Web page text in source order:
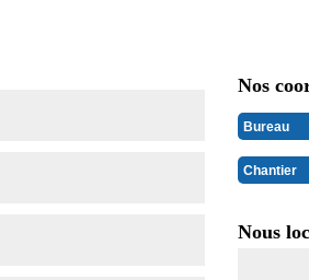
Nos
Bureau
Chantier
Nous